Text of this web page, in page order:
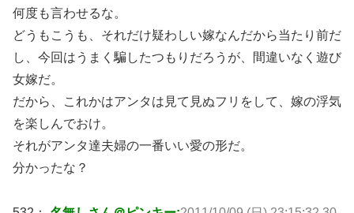
何度も言わせるな。
どうもこうも、それだけ疑わしい嫁なんだから当たり前だ
し、今回はうまく騙したつもりだろうが、間違いなく遊び
女嫁だ。
だから、これかはアンタは見て見ぬフリをして、嫁の浮気
を楽しんでおけ。
それがアンタ達夫婦の一番いい愛の形だ。
分かったな？